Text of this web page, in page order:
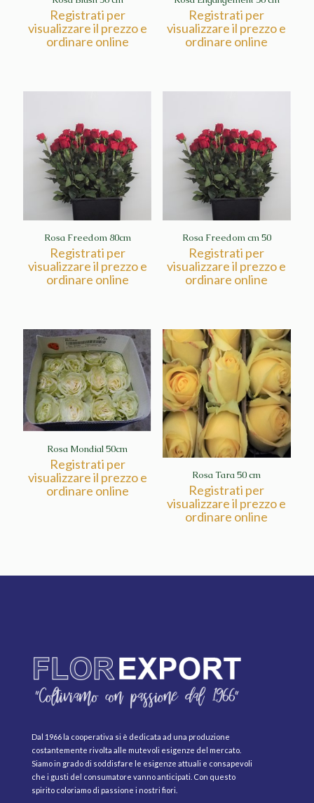
Registrati per
visualizzare il prezzo e
ordinare online
Registrati per
visualizzare il prezzo e
ordinare online
Rosa Freedom 80cm
Registrati per
visualizzare il prezzo e
ordinare online
Rosa Freedom cm 50
Registrati per
visualizzare il prezzo e
ordinare online
Rosa Mondial 50cm
Registrati per
visualizzare il prezzo e
ordinare online
Rosa Tara 50 cm
Registrati per
visualizzare il prezzo e
ordinare online
Dal 1966 la cooperativa si è dedicata ad una produzione
costantemente rivolta alle mutevoli esigenze del mercato.
Siamo in grado di soddisfare le esigenze attuali e consapevoli
che i gusti del consumatore vanno anticipati. Con questo
spirito coloriamo di passione i nostri fiori.